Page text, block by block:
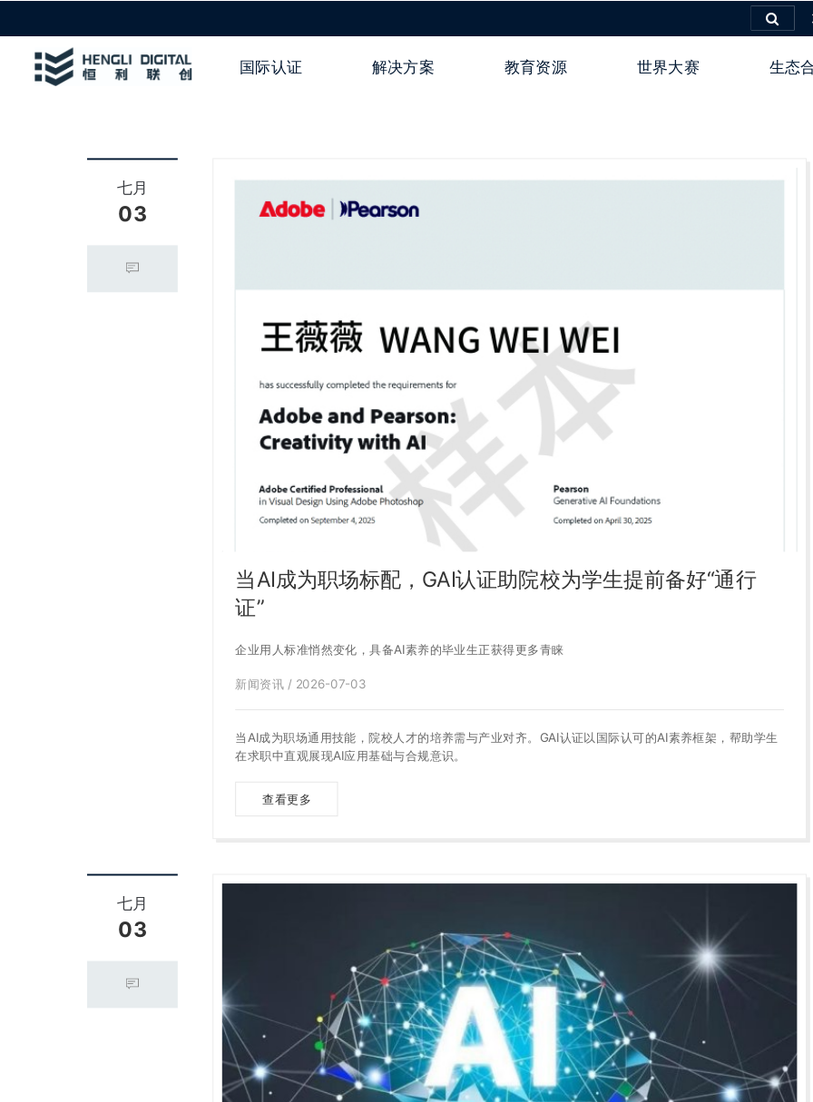
国际认证 解决方案 教育资源 世界大赛 生态
七月
03
当AI成为职场标配，GAI认证助院校为学生提前备好“通行
证”
企业用人标准悄然变化，具备AI素养的毕业生正获得更多青睐
新闻资讯 / 2026-07-03
当AI成为职场通用技能，院校人才的培养需与产业对齐。GAI认证以国际认可的AI素养框架，帮助学生
在求职中直观展现AI应用基础与合规意识。
查看更多
七月
03